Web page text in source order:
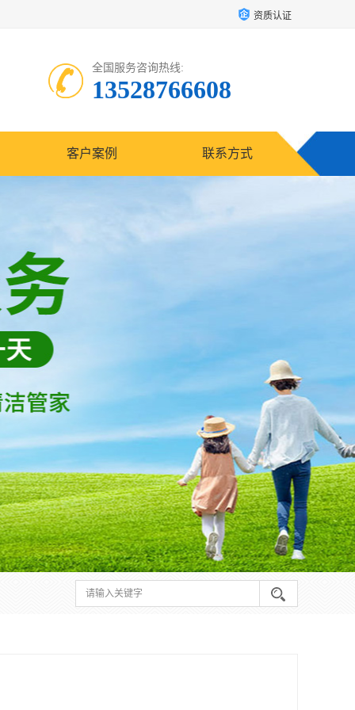
资质认证
全国服务咨询热线:
13528766608
客户案例 联系方式